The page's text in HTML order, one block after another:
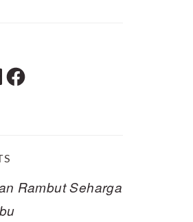
Facebook
Rambut Seharga